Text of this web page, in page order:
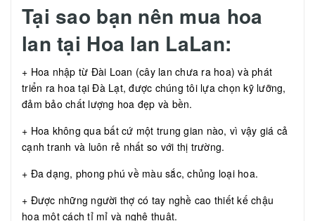
Tại sao bạn nên mua hoa
lan tại Hoa lan LaLan:
+ Hoa nhập từ Đài Loan (cây lan chưa ra hoa) và phát
triển ra hoa tại Đà Lạt, được chúng tôi lựa chọn kỹ lưỡng,
đảm bảo chất lượng hoa đẹp và bền.
+ Hoa không qua bất cứ một trung gian nào, vì vậy giá cả
cạnh tranh và luôn rẻ nhất so với thị trường.
+ Đa dạng, phong phú về màu sắc, chủng loại hoa.
+ Được những người thợ có tay nghề cao thiết kế chậu
hoa một cách tỉ mỉ và nghệ thuật.